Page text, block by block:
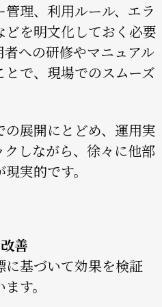
理、利用ルール、エラ
を明文化しておく必要
への研修やマニュアル
で、現場でのスムーズ
展開にとどめ、運用実
しながら、徐々に他部
実的です。
善
基づいて効果を検証
す。